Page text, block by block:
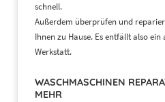
schnell.
Außerdem überprüfen und
Ihnen zu Hause. Es entfällt also
Werkstatt.
WASCHMASCHINEN
MEHR